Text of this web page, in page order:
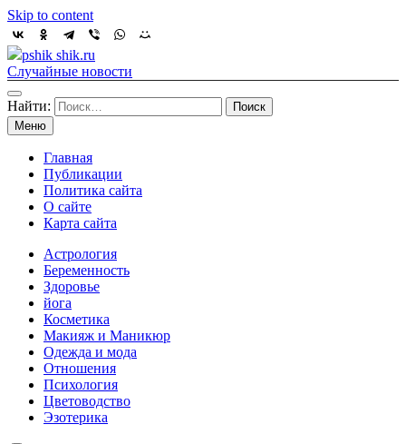
Skip to content
pshik shik.ru
Случайные новости
Найти:
Меню
Главная
Публикации
Политика сайта
О сайте
Карта сайта
Астрология
Беременность
Здоровье
йога
Косметика
Макияж и Маникюр
Одежда и мода
Отношения
Психология
Цветоводство
Эзотерика